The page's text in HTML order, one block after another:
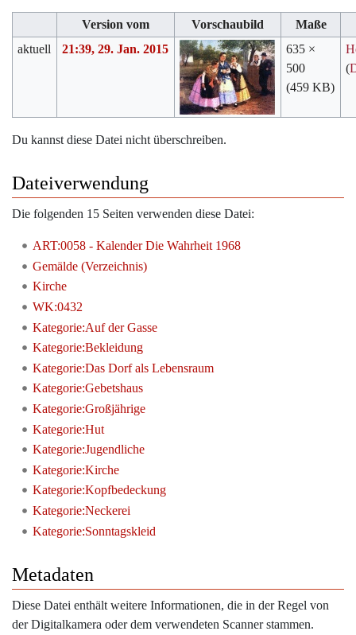
Version vom Vorschaubild
Maße
aktuell
21:39, 29. Jan. 2015
635 ×
500
(459 KB)
(
Du kannst diese Datei nicht überschreiben.
Dateiverwendung
Die folgenden 15 Seiten verwenden diese Datei:
ART:0058 - Kalender Die Wahrheit 1968
Gemälde (Verzeichnis)
Kirche
WK:0432
Kategorie:Auf der Gasse
Kategorie:Bekleidung
Kategorie:Das Dorf als Lebensraum
Kategorie:Gebetshaus
Kategorie:Großjährige
Kategorie:Hut
Kategorie:Jugendliche
Kategorie:Kirche
Kategorie:Kopfbedeckung
Kategorie:Neckerei
Kategorie:Sonntagskleid
Metadaten
Diese Datei enthält weitere Informationen, die in der Regel von
der Digitalkamera oder dem verwendeten Scanner stammen.